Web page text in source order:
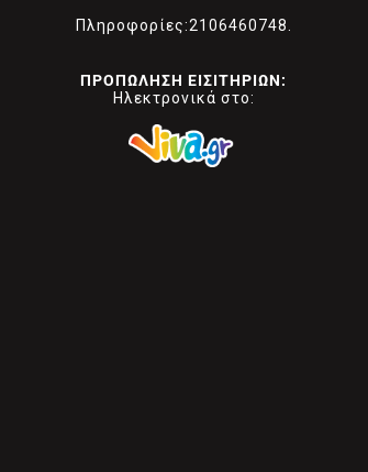
Πληροφορίες:2106460748.
ΠΡΟΠΩΛΗΣΗ ΕΙΣΙΤΗΡΙΩΝ:
Ηλεκτρονικά στο: